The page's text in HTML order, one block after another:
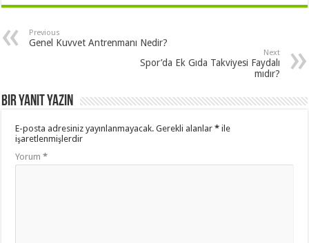
Previous
Genel Kuvvet Antrenmanı Nedir?
Next
Spor’da Ek Gıda Takviyesi Faydalı
mıdır?
Bir yanıt yazın
E-posta adresiniz yayınlanmayacak. Gerekli alanlar* ile
işaretlenmişlerdir
Yorum*